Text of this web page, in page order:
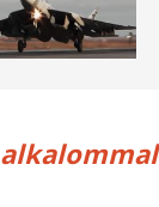
alkalommal